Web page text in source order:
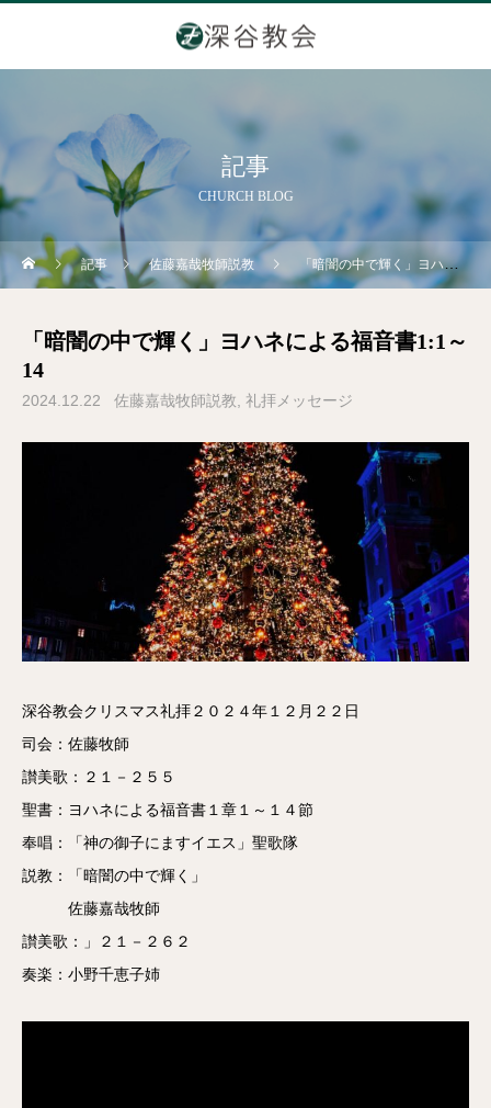
記事
CHURCH BLOG
記事 佐藤嘉哉牧師説教 「暗闇の中で輝く」ヨハネによる福音書1:1～14
「暗闇の中で輝く」ヨハネによる福音書1:1～
14
2024.12.22 佐藤嘉哉牧師説教 礼拝メッセージ
深谷教会クリスマス礼拝２０２４年１２月２２日
司会：佐藤牧師
讃美歌：２１－２５５
聖書：ヨハネによる福音書１章１～１４節
奉唱：「神の御子にますイエス」聖歌隊
説教：「暗闇の中で輝く」
佐藤嘉哉牧師
讃美歌：」２１－２６２
奏楽：小野千恵子姉